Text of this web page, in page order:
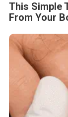
This Simple
From Your